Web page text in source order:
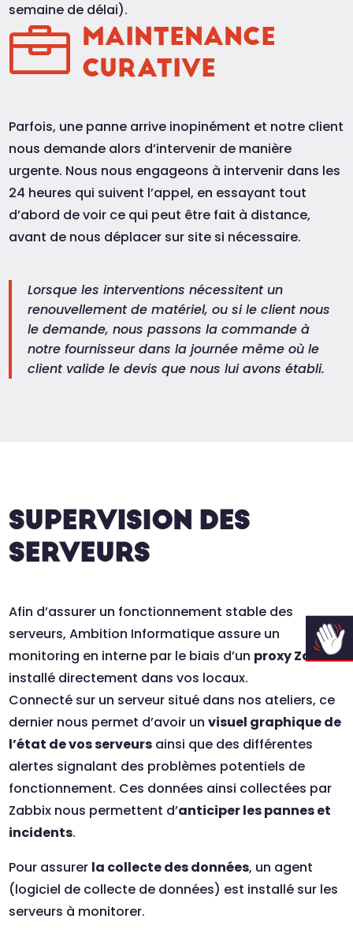
semaine de délai).
 MAINTENANCE
CURATIVE
Parfois, une panne arrive inopinément et notre client
nous demande alors d’intervenir de manière
urgente. Nous nous engageons à intervenir dans les
24 heures qui suivent l’appel, en essayant tout
d’abord de voir ce qui peut être fait à distance,
avant de nous déplacer sur site si nécessaire.
Lorsque les interventions nécessitent un
renouvellement de matériel, ou si le client nous
le demande, nous passons la commande à
notre fournisseur dans la journée même où le
client valide le devis que nous lui avons établi.
SUPERVISION DES
SERVEURS
Afin d’assurer un fonctionnement stable des
serveurs, Ambition Informatique assure un
monitoring en interne par le biais d’un proxy Zabbix
installé directement dans vos locaux.
Connecté sur un serveur situé dans nos ateliers, ce
dernier nous permet d’avoir unvisuel graphique de
l’état de vos serveurs ainsi que des différentes
alertes signalant des problèmes potentiels de
fonctionnement. Ces données ainsi collectées par
Zabbix nous permettent d’anticiper les pannes et
incidents.
Pour assurer la collecte des données, un agent
(logiciel de collecte de données) est installé sur les
serveurs à monitorer.